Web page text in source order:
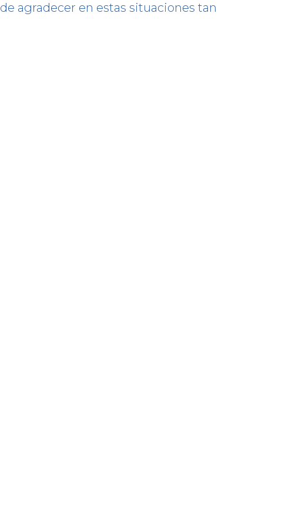
agradecer en estas situaciones tan